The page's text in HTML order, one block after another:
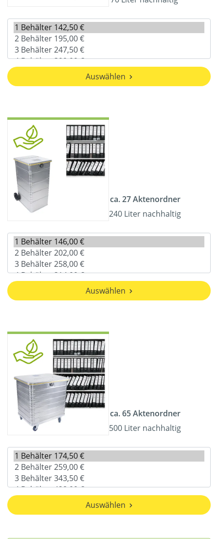
Auswählen
ca. 27 Aktenordner
240 Liter nachhaltig
Auswählen
ca. 65 Aktenordner
500 Liter nachhaltig
Auswählen